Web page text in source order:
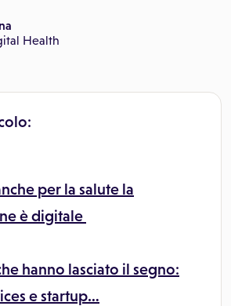
Health
per la salute la
è digitale
hanno lasciato il segno:
e startup…